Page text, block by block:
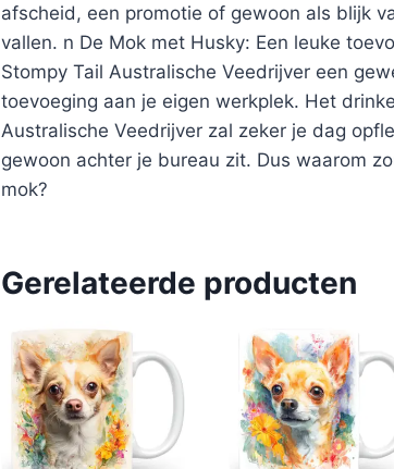
afscheid, een promotie of gewoon als blijk
vallen. n De Mok met Husky: Een leuke
Stompy Tail Australische Veedrijver een
toevoeging aan je eigen werkplek. Het
Australische Veedrijver zal zeker je dag
gewoon achter je bureau zit. Dus waarom
mok?
Gerelateerde producten